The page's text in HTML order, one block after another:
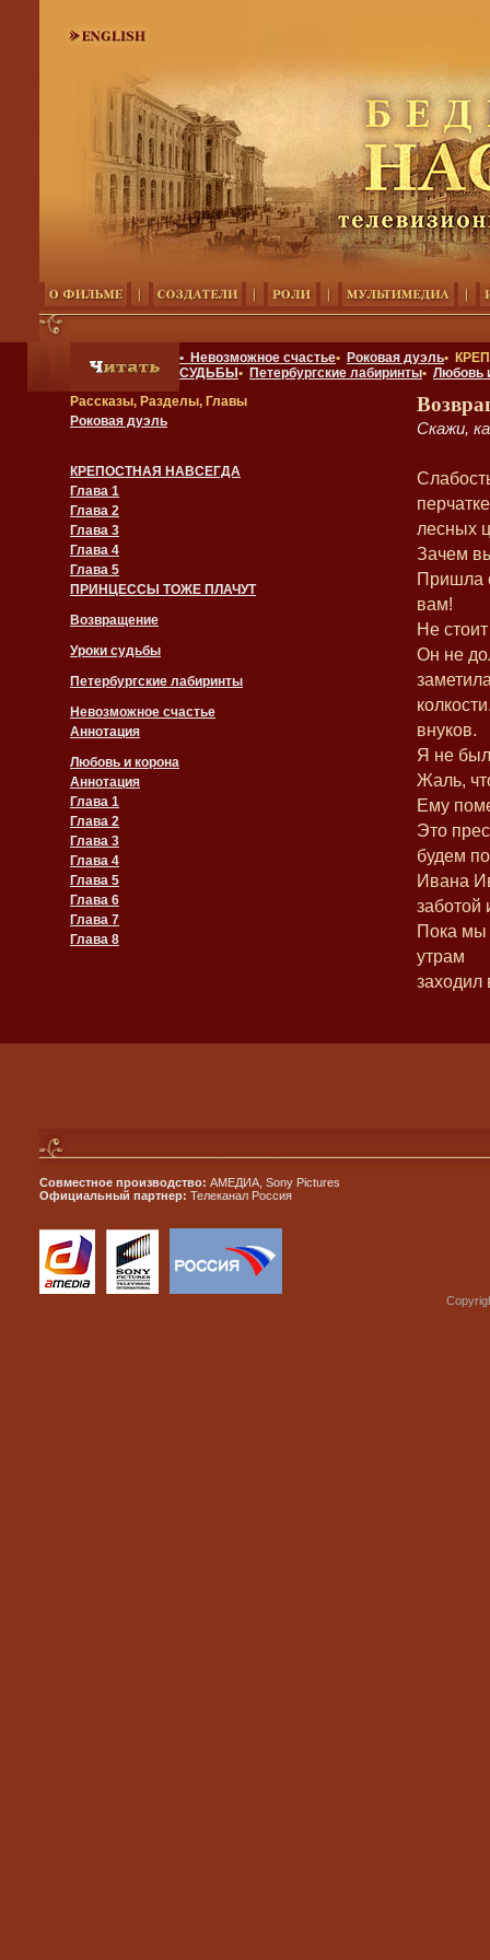
• Невозможное счастье• Роковая дуэль•
СУДЬБЫ • Петербургские лабиринты• Любовь
Рассказы, Разделы, Главы
Роковая дуэль
КРЕПОСТНАЯ НАВСЕГДА
Глава 1
Глава 2
Глава 3
Глава 4
Глава 5
ПРИНЦЕССЫ ТОЖЕ ПЛАЧУТ
Возвращение
Уроки судьбы
Петербургские лабиринты
Невозможное счастье
Аннотация
Любовь и корона
Аннотация
Глава 1
Глава 2
Глава 3
Глава 4
Глава 5
Глава 6
Глава 7
Глава 8
Скажи,
лесных
Зачем
Пришла
вам!
Не
Он не
внуков.
Я не был
Жаль,
Ему
Это
будем
Ивана
заботой
Пока мы
утрам
заходил
Совместное производство: АМЕДИА, Sony Pictures
Официальный партнер: Телеканал Россия